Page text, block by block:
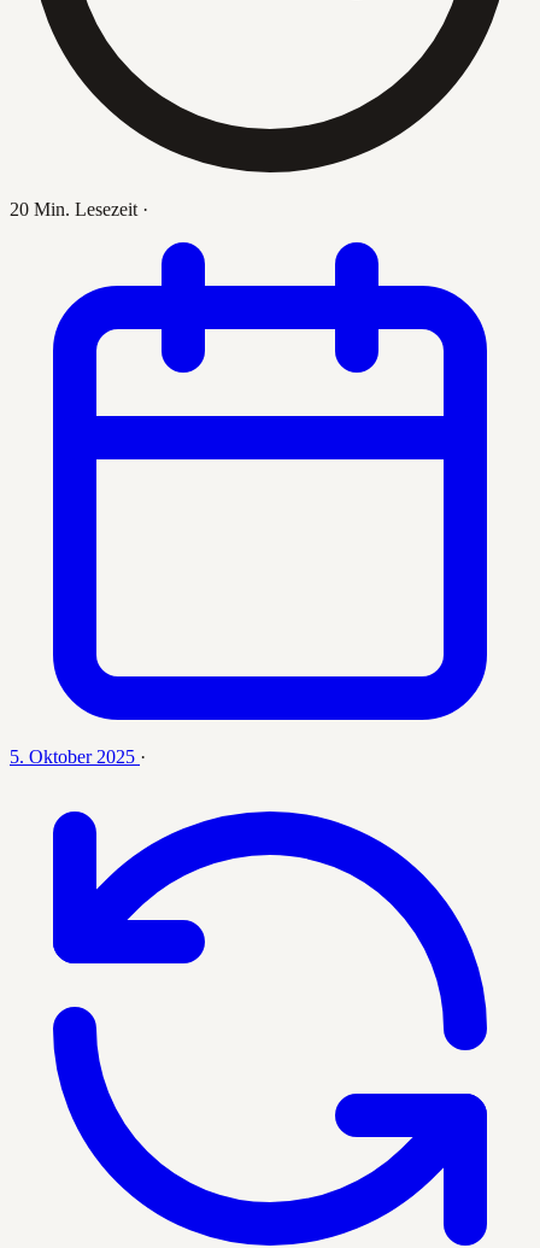
20 Min. Lesezeit ·
5. Oktober 2025 ·